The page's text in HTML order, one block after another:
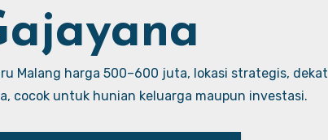
Malang harga 500–600 juta, lokasi strategis, dekat
cocok untuk hunian keluarga maupun investasi.